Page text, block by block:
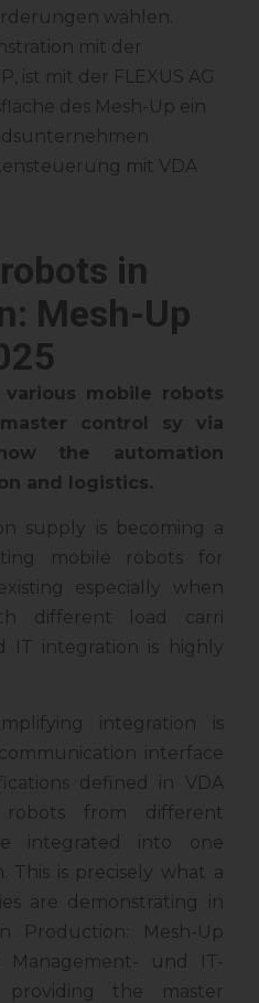
wählen.
mit der
ist mit der FLEXUS AG
des Mesh-Up ein
mit VDA
in
Mesh-Up
various mobile robots
control sy via
the automation
and logistics.
supply is becoming a
mobile robots for
especially when
different load carri
IT integration is highly
integration is
interface
defined in VDA
from different
integrated into one
This is precisely what a
are demonstrating in
Production: Mesh-Up
Management- und IT-
the master